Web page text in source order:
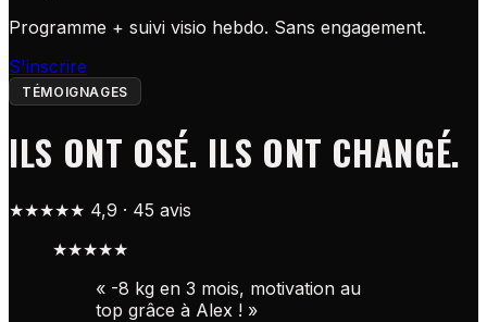
Programme + suivi visio hebdo. Sans engagement.
S'inscrire
TÉMOIGNAGES
ILS ONT OSÉ. ILS ONT CHANGÉ.
★★★★★ 4,9 · 45 avis
★★★★★
« -8 kg en 3 mois, motivation au
top grâce à Alex ! »